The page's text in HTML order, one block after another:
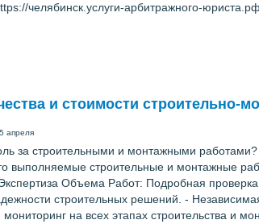
челябинск.услуги-арбитражного-юриста.рф
и стоимости строительно-
апреля
за строительными и монтажными
выполняемые строительные и монтажные
Объема Работ: Подробная
строительных решений. -
на всех этапах строительства и